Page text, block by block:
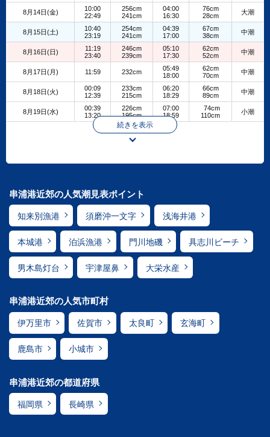
8月14日(金)
10:00
22:49
256cm
241cm
04:00
16:30
76cm
28cm
大潮
8月15日(土)
10:40
23:19
254cm
241cm
04:39
17:00
67cm
38cm
中潮
8月16日(日)
11:19
23:40
246cm
239cm
05:10
17:30
62cm
52cm
中潮
8月17日(月) 11:59 232cm
05:49
18:00
62cm
70cm
中潮
8月18日(火)
00:09
12:39
233cm
215cm
06:20
18:29
66cm
89cm
中潮
8月19日(水)
00:39
13:20
226cm
195cm
07:00
18:59
74cm
110cm
小潮
続きを表示
串浦港近郊の人気潮見表ポイント
知来別漁港 須磨沖一文字 浅海井港
本城港 泊浜漁港 門川地磯 具志川ビーチ
男木島灯台 宇津屋鼻 大栄水産
串浦港近郊の人気市町村
伊万里市 佐賀市 太良町 玄海町
鹿島市 小城市
串浦港近郊の都道府県
福岡県 長崎県